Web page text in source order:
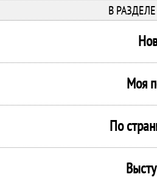
В
Моя
По